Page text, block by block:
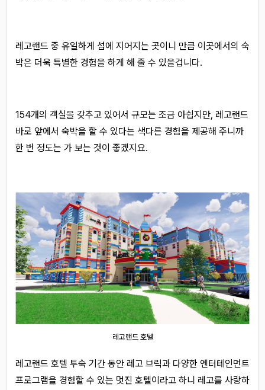
레고랜드 중 유일하게 섬에 지어지는 곳이니 만큼 이곳에서의 숙
박은 더욱 특별한 경험을 하게 해 줄 수 있을겁니다.
154개의 객실을 갖추고 있어서 규모는 조금 아쉽지만, 레고랜드
바로 앞에서 숙박을 할 수 있다는 색다른 경험을 제공해 주니까
한 번 정도는 가 보는 것이 좋겠지요.
레고랜드 호텔
레고랜드 호텔 투숙 기간 동안 레고 브릭과 다양한 엔터테인먼트
프로그램을 경험할 수 있는 멋진 호텔이라고 하니 레고를 사랑하